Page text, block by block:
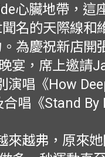
心臟地帶，這
名的天際線和
為慶祝新店開
宴，席上邀請
演唱《How
唱《Stand By
來越弗，原來